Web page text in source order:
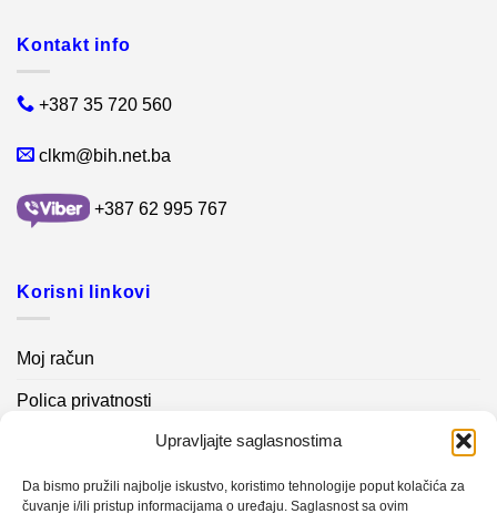
Upravljajte saglasnostima
Da bismo pružili najbolje iskustvo, koristimo tehnologije poput kolačića za
čuvanje i/ili pristup informacijama o uređaju. Saglasnost sa ovim
Kontakt info
+387 35 720 560
clkm@bih.net.ba
+387 62 995 767
Korisni linkovi
Moj račun
Polica privatnosti
Kontakt info